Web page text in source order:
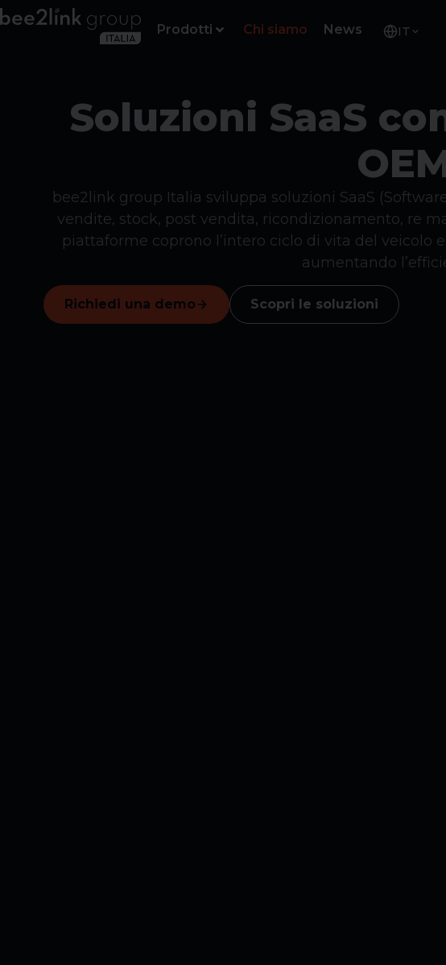
Prodotti Chi siamo News IT
Soluzioni SaaS
bee2link group Italia sviluppa soluzioni SaaS
vendite, stock, post vendita, ricondizionamento, re
piattaforme coprono l’intero ciclo di vita del veicolo
aumentando
Richiedi una demo Scopri le soluzioni